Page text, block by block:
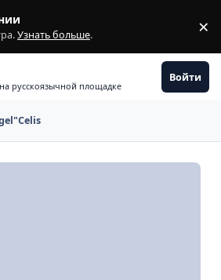
Узнать больше. ×
русскоязычной площадке
Войти